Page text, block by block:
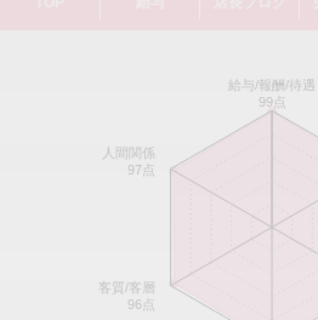
給与/報酬/待遇
99点
客質/客層
96点
人間関係
97点